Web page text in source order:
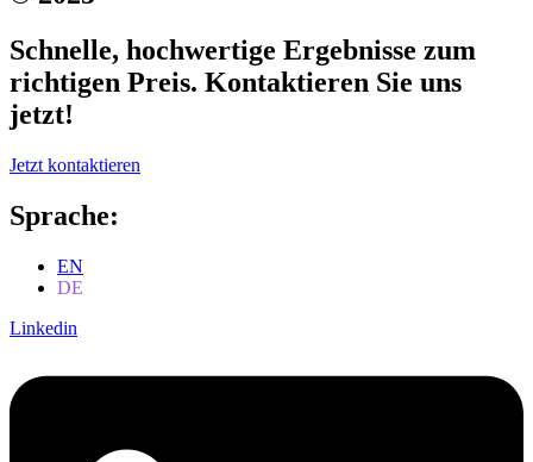
Schnelle, hochwertige Ergebnisse zum
richtigen Preis. Kontaktieren Sie uns
jetzt!
Jetzt kontaktieren
Sprache:
EN
DE
Linkedin